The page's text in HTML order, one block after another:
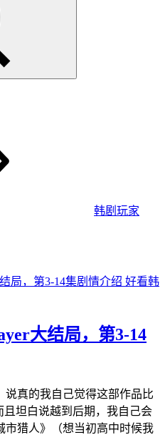
韩剧玩家
好看韩
大结局，第3-14
说真的我自己觉得这部作品比
且坦白说越到后期，我自己会
市猎人》（想当初高中时候我